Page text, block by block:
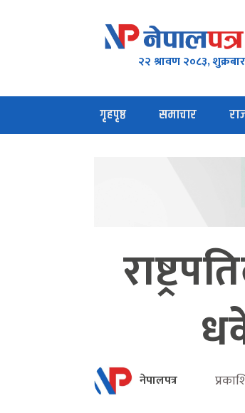
२२ श्रावण २०८३, शुक्रबार
गृहपृष्ठ समाचार
नेपालपत्र